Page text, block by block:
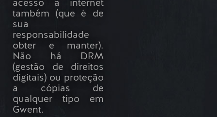
acesso à internet
também (que é de
sua
responsabilidade
obter e manter).
Não há DRM
(gestão de direitos
digitais) ou proteção
a cópias de
qualquer tipo em
Gwent.